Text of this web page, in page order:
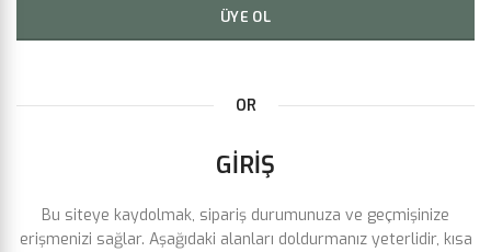
ÜYE OL
OR
GIRIŞ
Bu siteye kaydolmak, sipariş durumunuza ve geçmişinize
erişmenizi sağlar. Aşağıdaki alanları doldurmanız yeterlidir, kısa